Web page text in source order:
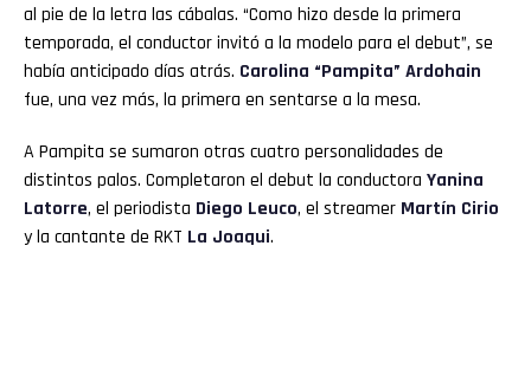
al pie de la letra las cábalas. “Como hizo desde la primera
temporada, el conductor invitó a la modelo para el debut”, se
había anticipado días atrás. Carolina “Pampita” Ardohain
fue, una vez más, la primera en sentarse a la mesa.
A Pampita se sumaron otras cuatro personalidades de
distintos palos. Completaron el debut la conductora Yanina
Latorre, el periodista Diego Leuco, el streamer Martín Cirio
y la cantante de RKT La Joaqui.